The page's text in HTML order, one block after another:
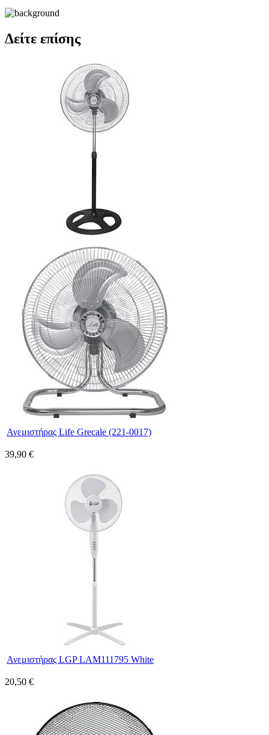
Δείτε επίσης
Ανεμιστήρας Life Grecale (221-0017)
39,90 €
Ανεμιστήρας LGP LAM111795 White
20,50 €